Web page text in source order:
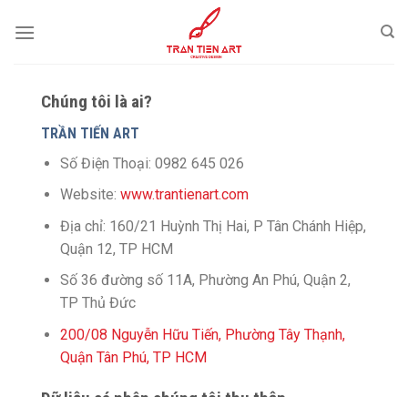
Chúng tôi là ai?
TRẦN TIẾN ART
Số Điện Thoại: 0982 645 026
Website: www.trantienart.com
Địa chỉ: 160/21 Huỳnh Thị Hai, P Tân Chánh Hiệp,
Quận 12, TP HCM
Số 36 đường số 11A, Phường An Phú, Quận 2,
TP Thủ Đức
200/08 Nguyễn Hữu Tiến, Phường Tây Thạnh,
Quận Tân Phú, TP HCM